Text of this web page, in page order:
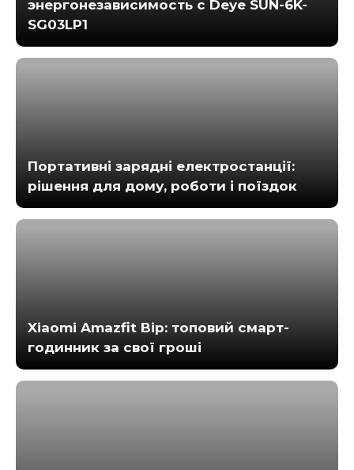
энергонезависимость с Deye SUN-6K-
SG03LP1
Портативні зарядні електростанції:
рішення для дому, роботи і поїздок
Xiaomi Amazfit Bip: топовий смарт-
годинник за свої гроші